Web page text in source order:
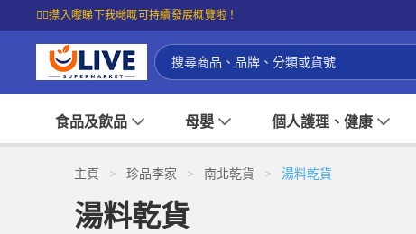
☝🏼㩒入嚟睇下我哋嘅可持續發展概覽啦！
食品及飲品 母嬰 個人護理、健康
主頁 > 珍品李家 > 南北乾貨 > 湯料乾貨
湯料乾貨